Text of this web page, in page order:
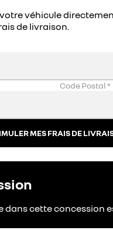
véhicule
de livraison.
Code Postal*
MES FRAIS DE
dans cette concession